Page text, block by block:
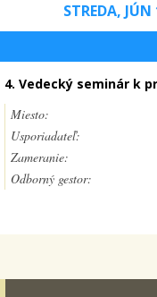
STREDA,
4. Vedecký seminár k
Miesto:
Usporiadateľ:
Zameranie:
Odborný gestor: